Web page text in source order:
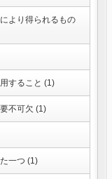
より得られるもの
すること (1)
不可欠 (1)
一つ (1)